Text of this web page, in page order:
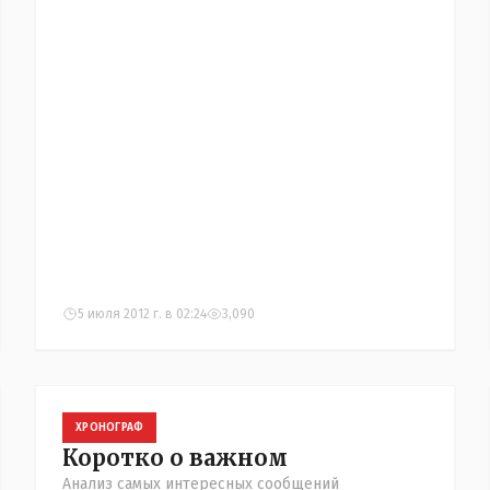
5 июля 2012 г. в 02:24 3,090
ХРОНОГРАФ
Коротко о важном
Анализ самых интересных сообщений